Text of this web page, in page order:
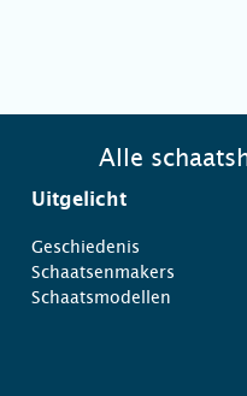
Alle
Uitgelicht
Geschiedenis
Schaatsenmakers
Schaatsmodellen